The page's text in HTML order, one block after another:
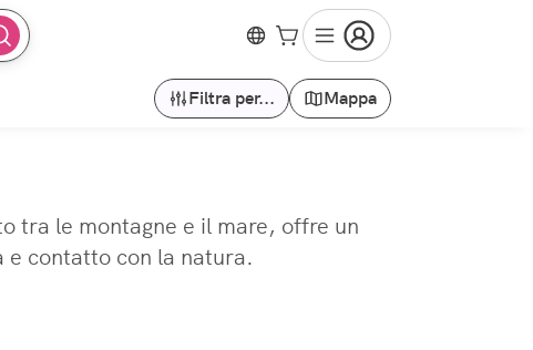
Filtra per... Mappa
tra le montagne e il mare, offre un
contatto con la natura.